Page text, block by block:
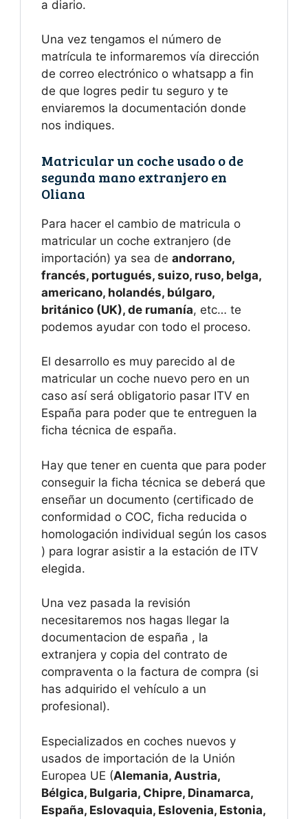
a diario.
Una vez tengamos el número de
matrícula te informaremos vía dirección
de correo electrónico o whatsapp a fin
de que logres pedir tu seguro y te
enviaremos la documentación donde
nos indiques.
Matricular un coche usado o de
segunda mano extranjero en
Oliana
Para hacer el cambio de matricula o
matricular un coche extranjero (de
importación) ya sea de andorrano,
francés, portugués, suizo, ruso, belga,
americano, holandés, búlgaro,
británico (UK), de rumanía, etc… te
podemos ayudar con todo el proceso.
El desarrollo es muy parecido al de
matricular un coche nuevo pero en un
caso así será obligatorio pasar ITV en
España para poder que te entreguen la
ficha técnica de españa.
Hay que tener en cuenta que para poder
conseguir la ficha técnica se deberá que
enseñar un documento (certificado de
conformidad o COC, ficha reducida o
homologación individual según los casos
) para lograr asistir a la estación de ITV
elegida.
Una vez pasada la revisión
necesitaremos nos hagas llegar la
documentacion de españa , la
extranjera y copia del contrato de
compraventa o la factura de compra (si
has adquirido el vehículo a un
profesional).
Especializados en coches nuevos y
usados de importación de la Unión
Europea UE (Alemania, Austria,
Bélgica, Bulgaria, Chipre, Dinamarca,
España, Eslovaquia, Eslovenia, Estonia,